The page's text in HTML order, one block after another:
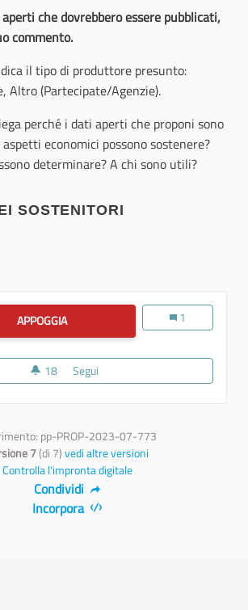
che dovrebbero essere pubblicati,
commento.
il tipo di produttore presunto:
Altro (Partecipate/Agenzie).
perché i dati aperti che proponi sono
economici possono sostenere?
determinare? A chi sono utili?
SOSTENITORI
APPOGGIAISTRUZIONE, CULTURA E SPORT
Istruzione,
1
18 18 sostenitori
Segui
pp-PROP-2023-07-773
7(di 7)vedi altre versioni
Controlla l'impronta digitale
Condividi
Incorpora